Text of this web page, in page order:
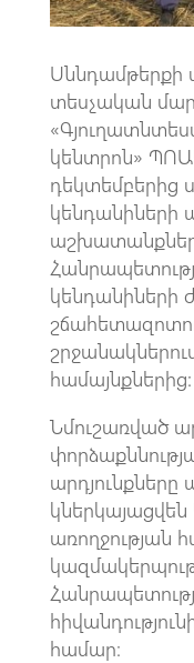
Սննդամթերքի
տեսչական
կենտրոն»
դեկտեմբերից
կենդանիների
կենդանիների
համայնքներից:
Նմուշառված
առողջության
համար։